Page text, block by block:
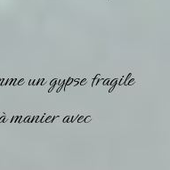
un gypse fragile
manier avec